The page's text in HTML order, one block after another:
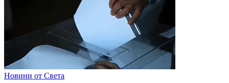
Новини от Света